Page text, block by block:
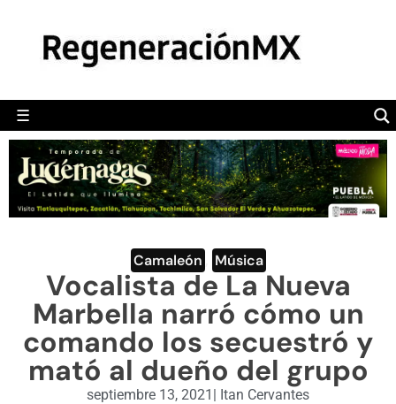
☰
POLÍTICA
CAMALEÓN
OPINIÓN
DEPORTES
ENGLISH SECTION
VIDEOS
Camaleón Música
Vocalista de La Nueva
Marbella narró cómo un
comando los secuestró y
mató al dueño del grupo
septiembre 13, 2021 | Itan Cervantes